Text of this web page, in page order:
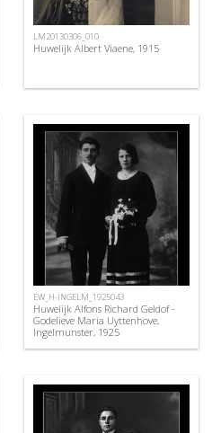
LM20130306_010
Huwelijk Albert Viaene, 1915
EW_H-INGELM_1925043
Huwelijk Alfons Richard Geldof -
Godelieve Maria Uyttenhove,
Ingelmunster, 1925